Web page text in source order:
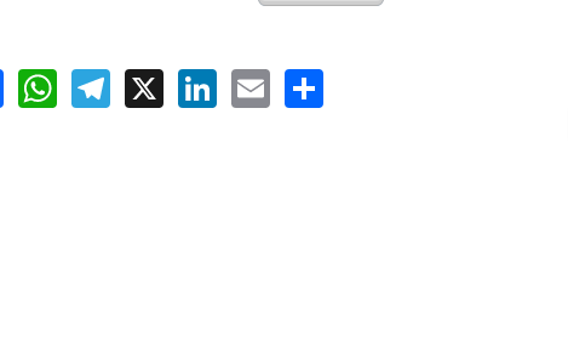
Facebook
WhatsApp
Telegram
X LinkedIn
EmailShare